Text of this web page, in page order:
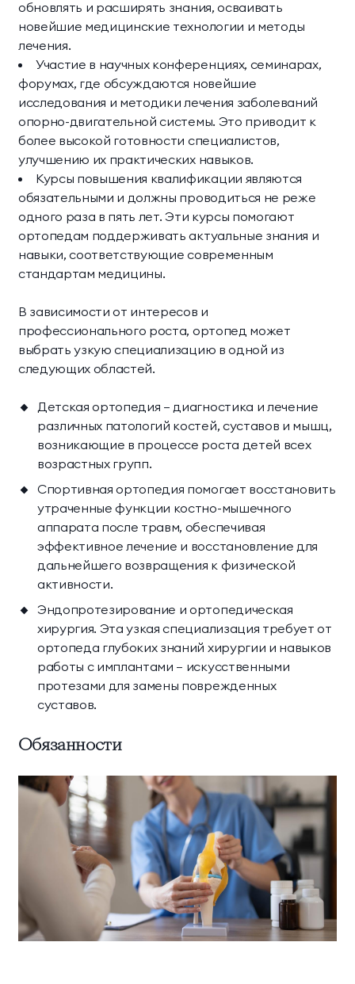
обновлять и расширять знания, осваивать
новейшие медицинские технологии и методы
лечения.
Участие в научных конференциях, семинарах,
форумах, где обсуждаются новейшие
исследования и методики лечения заболеваний
опорно-двигательной системы. Это приводит к
более высокой готовности специалистов,
улучшению их практических навыков.
Курсы повышения квалификации являются
обязательными и должны проводиться не реже
одного раза в пять лет. Эти курсы помогают
ортопедам поддерживать актуальные знания и
навыки, соответствующие современным
стандартам медицины.
В зависимости от интересов и
профессионального роста, ортопед может
выбрать узкую специализацию в одной из
следующих областей.
Детская ортопедия — диагностика и лечение
различных патологий костей, суставов и мышц,
возникающие в процессе роста детей всех
возрастных групп.
Спортивная ортопедия помогает восстановить
утраченные функции костно-мышечного
аппарата после травм, обеспечивая
эффективное лечение и восстановление для
дальнейшего возвращения к физической
активности.
Эндопротезирование и ортопедическая
хирургия. Эта узкая специализация требует от
ортопеда глубоких знаний хирургии и навыков
работы с имплантами — искусственными
протезами для замены поврежденных
суставов.
Обязанности